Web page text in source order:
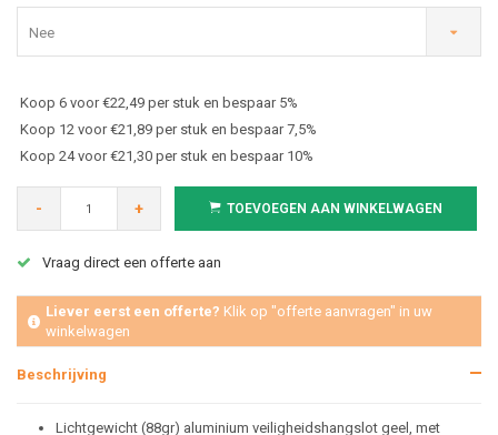
Nee
Koop 6 voor €22,49 per stuk en bespaar 5%
Koop 12 voor €21,89 per stuk en bespaar 7,5%
Koop 24 voor €21,30 per stuk en bespaar 10%
- + TOEVOEGEN AAN WINKELWAGEN
Vraag direct een offerte aan
Liever eerst een offerte? Klik op "offerte aanvragen" in uw
winkelwagen
Beschrijving
Lichtgewicht (88gr) aluminium veiligheidshangslot geel, met